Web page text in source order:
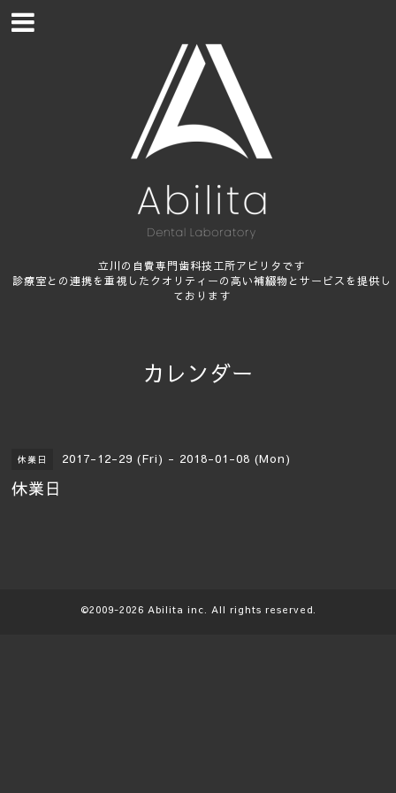
立川の自費専門歯科技工所アビリタです
診療室との連携を重視したクオリティーの高い補綴物とサービスを提供し
ております
カレンダー
休業日 2017-12-29 (Fri) - 2018-01-08 (Mon)
休業日
©2009-2026 Abilita inc. All rights reserved.